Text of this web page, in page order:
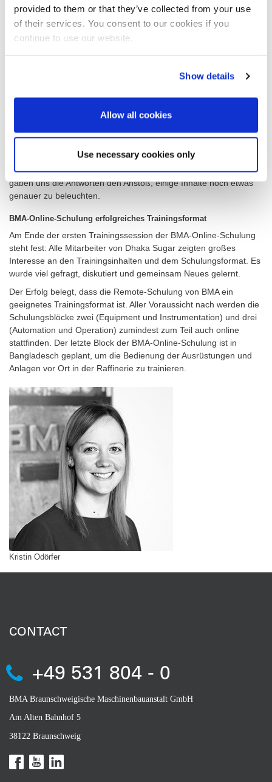
provided to them or that they’ve collected from your use
of their services. You consent to our cookies if you
continue to use our website.
Show details
Allow all cookies
Use necessary cookies only
Online-Schulung per Video und Chat
Am 7. März war es dann so weit: Die erste Trainingssession der
Online-Schulung stand an. Sowohl die Organisatoren als auch die
Die Teams von BMA und Dhaka Sugar kommunizierten per Video,
nach den Vorträgen auszutauschen und alle wichtigen
Trainingsinhalte gemeinsam zu besprechen.
Im Anschluss an die Remote-Schulung verteilten die Trainer von
Dhaka Sugar beantwortete. So konnten wir sicherstellen, dass die
Trainingsinhalte erfolgreich vermittelt worden waren. Zudem
gaben uns die Antworten den Anstoß, einige Inhalte noch etwas
genauer zu beleuchten.
BMA-Online-Schulung erfolgreiches Trainingsformat
Am Ende der ersten Trainingssession der BMA-Online-Schulung
steht fest: Alle Mitarbeiter von Dhaka Sugar zeigten großes
Interesse an den Trainingsinhalten und dem Schulungsformat. Es
wurde viel gefragt, diskutiert und gemeinsam Neues gelernt.
Der Erfolg belegt, dass die Remote-Schulung von BMA ein
geeignetes Trainingsformat ist. Aller Voraussicht nach werden die
Schulungsblöcke zwei (Equipment und Instrumentation) und drei
(Automation und Operation) zumindest zum Teil auch online
stattfinden. Der letzte Block der BMA-Online-Schulung ist in
Bangladesch geplant, um die Bedienung der Ausrüstungen und
Anlagen vor Ort in der Raffinerie zu trainieren.
Kristin Odörfer
CONTACT
+49 531 804 - 0
BMA Braunschweigische Maschinenbauanstalt GmbH
Am Alten Bahnhof 5
38122 Braunschweig